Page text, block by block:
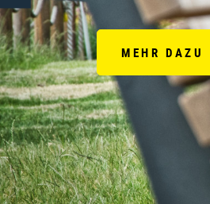
Stausberg Stadtmöbel
MEHR DAZU